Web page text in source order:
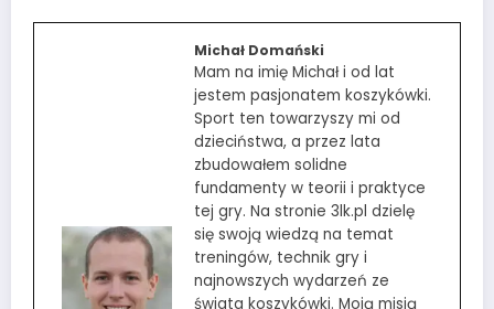
Michał Domański
Mam na imię Michał i od lat
jestem pasjonatem koszykówki.
Sport ten towarzyszy mi od
dzieciństwa, a przez lata
zbudowałem solidne
fundamenty w teorii i praktyce
tej gry. Na stronie 3lk.pl dzielę
się swoją wiedzą na temat
treningów, technik gry i
najnowszych wydarzeń ze
świata koszykówki. Moją misją